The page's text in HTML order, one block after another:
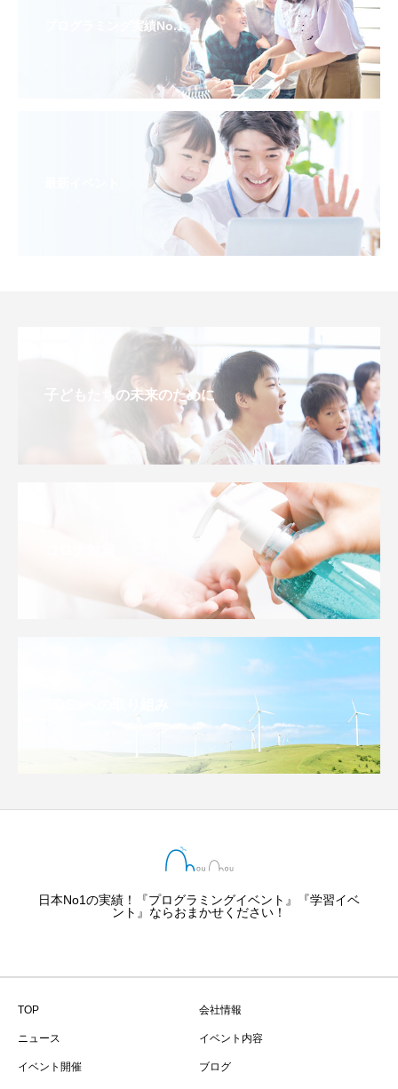
プログラミング実績No.1
子どもたちの未来のために
日本No1の実績！『プログラミングイベント』『学習イベ
ント』ならおまかせください！
TOP 会社情報
ニュース イベント内容
イベント開催 ブログ